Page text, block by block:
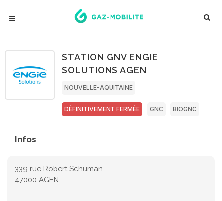
STATION GNV ENGIE
SOLUTIONS AGEN
NOUVELLE-AQUITAINE
DÉFINITIVEMENT FERMÉE GNC BIOGNC
Infos
339 rue Robert Schuman
47000 AGEN